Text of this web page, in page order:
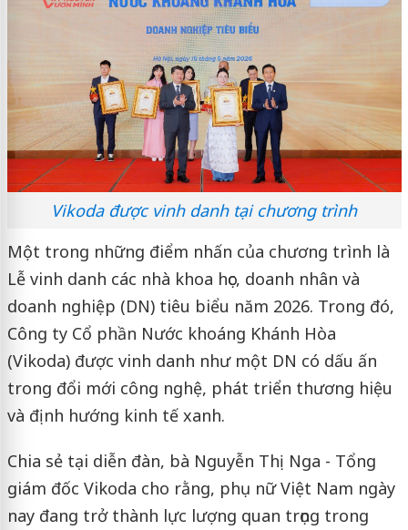
Vikoda được vinh danh tại chương trình
Một trong những điểm nhấn của chương trình là
Lễ vinh danh các nhà khoa học, doanh nhân và
doanh nghiệp (DN) tiêu biểu năm 2026. Trong đó,
Công ty Cổ phần Nước khoáng Khánh Hòa
(Vikoda) được vinh danh như một DN có dấu ấn
trong đổi mới công nghệ, phát triển thương hiệu
và định hướng kinh tế xanh.
Chia sẻ tại diễn đàn, bà Nguyễn Thị Nga - Tổng
giám đốc Vikoda cho rằng, phụ nữ Việt Nam ngày
nay đang trở thành lực lượng quan trọng trong